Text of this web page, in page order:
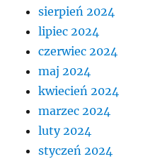
sierpień 2024
lipiec 2024
czerwiec 2024
maj 2024
kwiecień 2024
marzec 2024
luty 2024
styczeń 2024